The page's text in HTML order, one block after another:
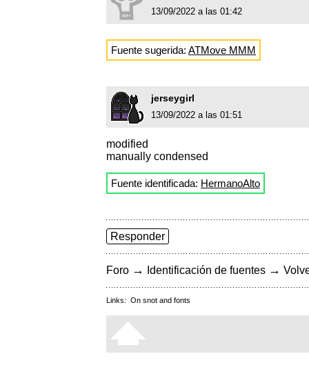
13/09/2022 a las 01:42
Fuente sugerida: ATMove MMM
jerseygirl
13/09/2022 a las 01:51
modified
manually condensed
Fuente identificada: HermanoAlto
Responder
Foro → Identificación de fuentes →
Links: On snot and fonts